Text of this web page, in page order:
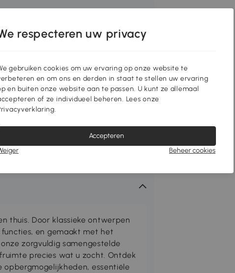
thuis. Door klassieke ontwerpen
en gemaakt met het
zorgvuldig samengestelde
precies wat u zocht. Ontdek
essentiële
respecteren uw privacy
gebruiken cookies om uw ervaring op onze website te
en om ons en derden in staat te stellen uw ervaring
en buiten onze website aan te passen. U kunt ze allemaal
of ze individueel beheren. Lees onze
Accepteren
Beheer cookies